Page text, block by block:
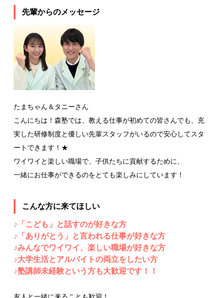
先輩からのメッセージ
たまちゃん＆タニーさん
こんにちは！森塾では、教える仕事が初めての皆さんでも、充
実した研修制度と優しい先輩スタッフがいるので安心してスタ
ートできます！★
ワイワイと楽しい職場で、子供たちに貢献するために、
一緒にお仕事ができるのをとても楽しみにしています！
こんな方に来てほしい
♪「こども」と話すのが好きな方
♪「ありがとう」と言われる仕事が好きな方
♪みんなでワイワイ、楽しい職場が好きな方
♪大学生活とアルバイトの両立をしたい方
♪塾講師未経験という方も大歓迎です！！